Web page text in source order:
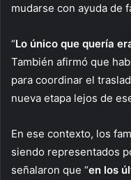
mudarse con ayuda de
“Lo único que quería
También afirmó que
para coordinar el
nueva etapa lejos de
En ese contexto, los
siendo representados
señalaron que “en los